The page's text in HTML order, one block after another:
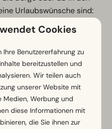
Urlaubswünsche sind:
Funktion findest du
Unterkunft, die zu dir,
deinen Mitreisenden
Cookies
Benutzererfahrung zu
bereitzustellen und
Wir teilen auch
unserer Website mit
Medien, Werbung und
diese Informationen mit
die Sie ihnen zur